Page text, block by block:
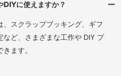
DIYに使えますか？
、スクラップブッキング、ギフ
など、さまざまな工作や DIY プ
ます。